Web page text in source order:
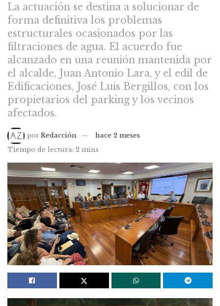
La actuación se destina a solucionar de
forma definitiva los problemas
estructurales ocasionados por las
filtraciones de agua. El acuerdo fue
alcanzado en una reunión mantenida por
el alcalde, Juan Antonio Lara, y el edil de
Edificaciones, José Luis Bergillos, con los
propietarios del parking y los vecinos
afectados.
por Redacción
hace 2 meses
Tiempo de lectura: 2 mins